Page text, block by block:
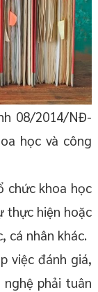
08/2014/NĐ-
học và công
chức khoa học
thực hiện hoặc
cá nhân khác.
việc đánh giá,
phải tuân